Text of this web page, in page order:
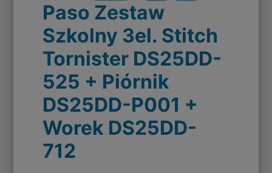
Paso Zestaw
Szkolny 3el. Stitch
Tornister DS25DD-
525 + Piórnik
DS25DD-P001 +
Worek DS25DD-
712